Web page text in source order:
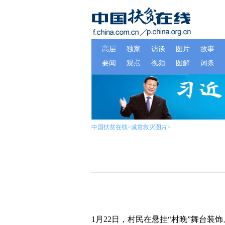
中国扶贫在线>减贫救灾图片>
1月22日，村民在悬挂“村晚”舞台装